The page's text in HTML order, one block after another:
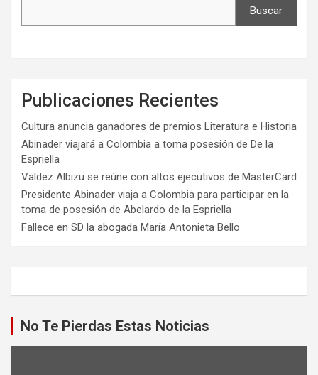
Buscar
Publicaciones Recientes
Cultura anuncia ganadores de premios Literatura e Historia
Abinader viajará a Colombia a toma posesión de De la
Espriella
Valdez Albizu se reúne con altos ejecutivos de MasterCard
Presidente Abinader viaja a Colombia para participar en la
toma de posesión de Abelardo de la Espriella
Fallece en SD la abogada María Antonieta Bello
No Te Pierdas Estas Noticias